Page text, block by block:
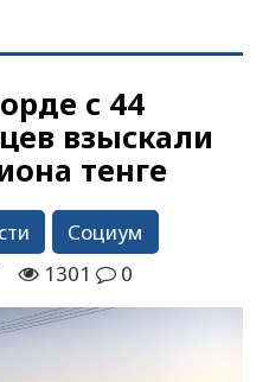
с 44
взыскали
тенге
Социум
1301 0